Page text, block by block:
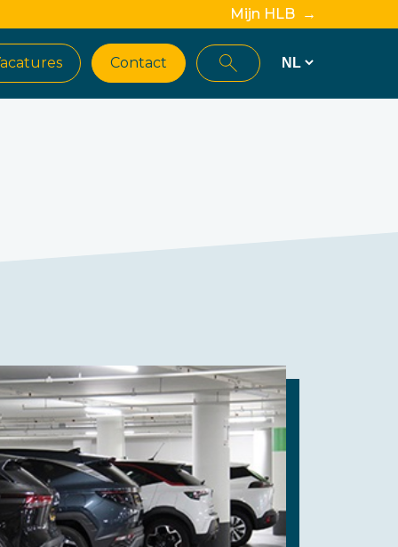
Mijn HLB →
Contact